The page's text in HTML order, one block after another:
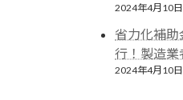
2024年4月10日
省力化補助
行！製造業
2024年4月10日